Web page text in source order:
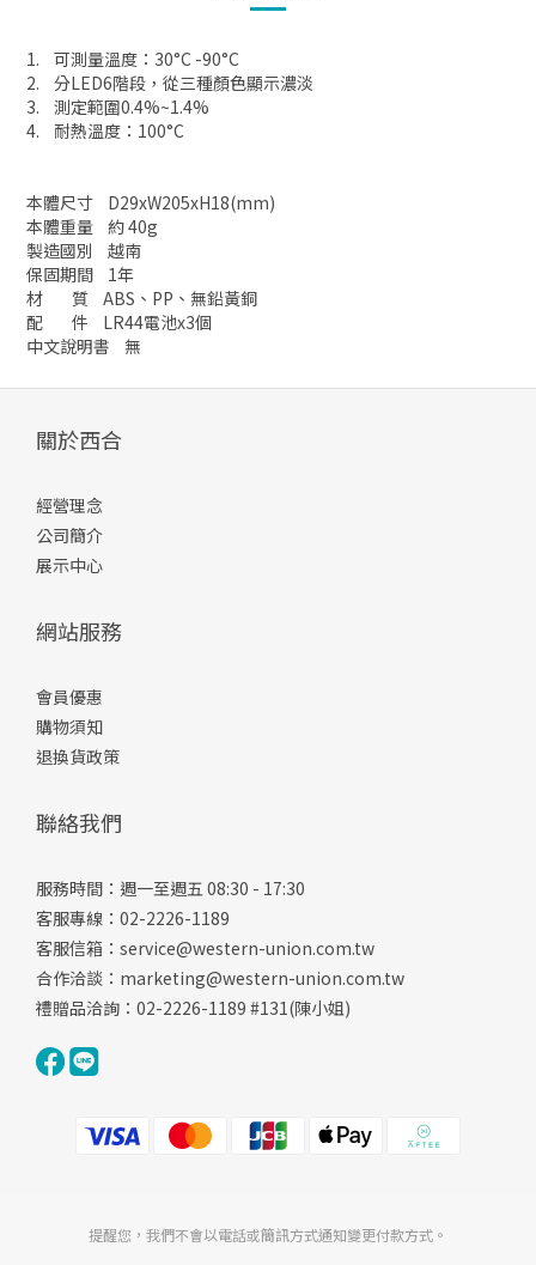
1. 可測量溫度：30°C -90°C
2. 分LED6階段，從三種顏色顯示濃淡
3. 測定範圍0.4%~1.4%
4. 耐熱溫度：100°C
本體尺寸 D29xW205xH18(mm)
本體重量 約 40g
製造國別 越南
保固期間 1年
材 質 ABS、PP、無鉛黃銅
配 件 LR44電池x3個
中文說明書 無
關於西合
經營理念
公司簡介
展示中心
網站服務
會員優惠
購物須知
退換貨政策
聯絡我們
服務時間：週一至週五 08:30 - 17:30
客服專線：02-2226-1189
客服信箱： service@western-union.com.tw
合作洽談： marketing@western-union.com.tw
禮贈品洽詢：02-2226-1189 #131(陳小姐)
提醒您，我們不會以電話或簡訊方式通知變更付款方式。